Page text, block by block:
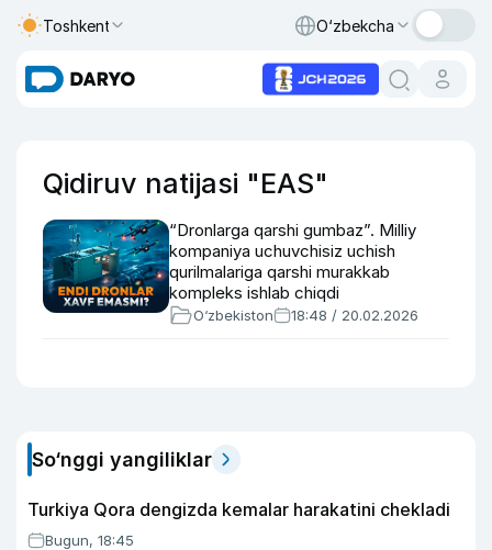
Toshkent O‘zbekcha
Qidiruv natijasi "EAS"
“Dronlarga qarshi gumbaz”. Milliy
kompaniya uchuvchisiz uchish
qurilmalariga qarshi murakkab
kompleks ishlab chiqdi
O‘zbekiston 18:48 / 20.02.2026
So‘nggi yangiliklar
Turkiya Qora dengizda kemalar harakatini chekladi
Bugun, 18:45